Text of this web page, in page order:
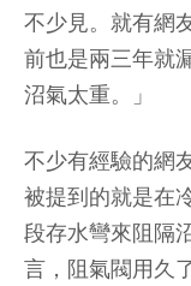
不少見。就有網
前也是兩三年就
沼氣太重。」
不少有經驗的網
被提到的就是在
段存水彎來阻隔
言，阻氣閥用久